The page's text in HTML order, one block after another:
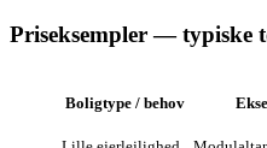
Priseksempler — typiske
Boligtype / behov